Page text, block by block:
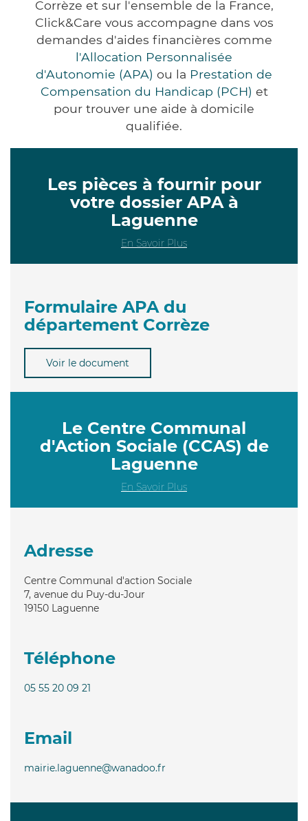
Corrèze et sur l'ensemble de la France,
Click&Care vous accompagne dans vos
demandes d'aides financières comme
l'Allocation Personnalisée
d'Autonomie (APA) ou la Prestation de
Compensation du Handicap (PCH) et
pour trouver une aide à domicile
qualifiée.
Les pièces à fournir pour
votre dossier APA à
Laguenne
En Savoir Plus
Formulaire APA du
département Corrèze
Voir le document
Le Centre Communal
d'Action Sociale (CCAS) de
Laguenne
En Savoir Plus
Adresse
Centre Communal d'action Sociale
7, avenue du Puy-du-Jour
19150 Laguenne
Téléphone
05 55 20 09 21
Email
mairie.laguenne@wanadoo.fr